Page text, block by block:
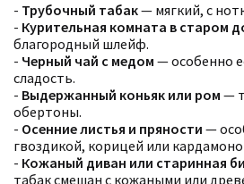
- Трубочный табак— мягкий, с
- Курительная комната в старом
благородный шлейф.
- Черный чай с медом — особенно
сладость.
- Выдержанный коньяк или ром —
обертоны.
- Осенние листья и пряности —
гвоздикой, корицей или
- Кожаный диван или старинная
табак смешан с кожаными или